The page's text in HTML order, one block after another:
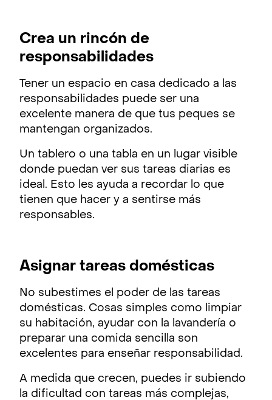
Crea un rincón de
responsabilidades
Tener un espacio en casa dedicado a las
responsabilidades puede ser una
excelente manera de que tus peques se
mantengan organizados.
Un tablero o una tabla en un lugar visible
donde puedan ver sus tareas diarias es
ideal. Esto les ayuda a recordar lo que
tienen que hacer y a sentirse más
responsables.
Asignar tareas domésticas
No subestimes el poder de las tareas
domésticas. Cosas simples como limpiar
su habitación, ayudar con la lavandería o
preparar una comida sencilla son
excelentes para enseñar responsabilidad.
A medida que crecen, puedes ir subiendo
la dificultad con tareas más complejas,